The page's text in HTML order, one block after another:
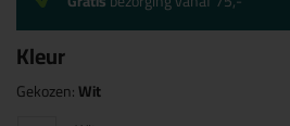
Kleur
Gekozen:Wit